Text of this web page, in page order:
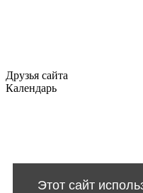
Друзья сайта
Календарь
Этот сайт